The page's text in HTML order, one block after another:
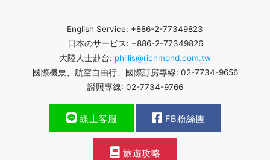
English Service: +886-2-77349823
日本のサービス: +886-2-77349826
大陸人士赴台: phillis@richmond.com.tw
國際機票、航空自由行、國際訂房專線: 02-7734-9656
證照專線: 02-7734-9766
線上客服 FB粉絲團
旅遊攻略